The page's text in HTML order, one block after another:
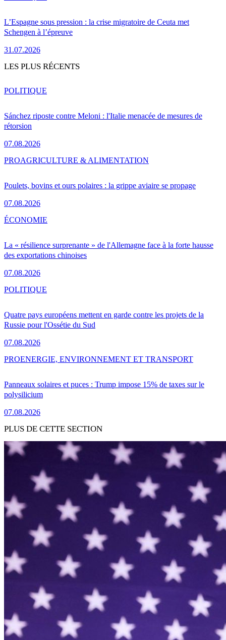
L’Espagne sous pression : la crise migratoire de Ceuta met
Schengen à l’épreuve
31.07.2026
LES PLUS RÉCENTS
Sánchez riposte contre Meloni : l'Italie menacée de mesures de
rétorsion
07.08.2026
POLITIQUE
Poulets, bovins et ours polaires : la grippe aviaire se propage
07.08.2026
PROAGRICULTURE & ALIMENTATION
La « résilience surprenante » de l'Allemagne face à la forte hausse
des exportations chinoises
07.08.2026
ÉCONOMIE
Quatre pays européens mettent en garde contre les projets de la
Russie pour l'Ossétie du Sud
07.08.2026
POLITIQUE
Panneaux solaires et puces : Trump impose 15% de taxes sur le
polysilicium
07.08.2026
PROENERGIE, ENVIRONNEMENT ET TRANSPORT
PLUS DE CETTE SECTION